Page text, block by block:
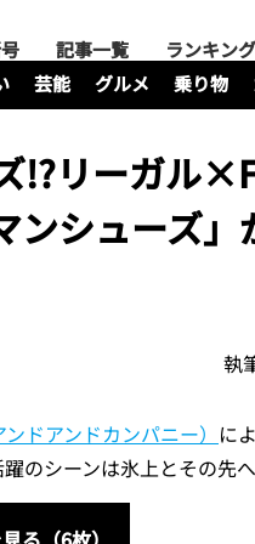
記事一覧 ランキング
芸能 グルメ 乗り物
!?リーガル
ンシューズ」
執
ドアンドカンパニー） に
のシーンは氷上とその先へ